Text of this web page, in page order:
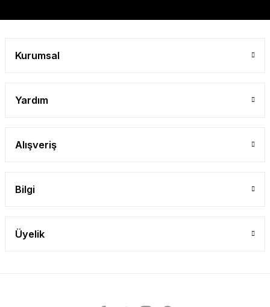
Kurumsal
Yardım
Alışveriş
Bilgi
Üyelik